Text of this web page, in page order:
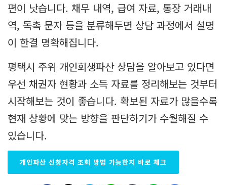
편이 낫습니다. 채무 내역, 급여 자료, 통장 거래내
역, 독촉 문자 등을 분류해두면 상담 과정에서 설명
이 한결 명확해집니다.
평택시 주위 개인회생파산 상담을 알아보고 있다면
우선 채권자 현황과 소득 자료를 정리해보는 것부터
시작해보는 것이 좋습니다. 확보된 자료가 많을수록
현재 상황에 맞는 방향을 판단하기가 수월해질 수
있습니다.
개인파산 신청자격 조회 방법 가능한지 바로 체크